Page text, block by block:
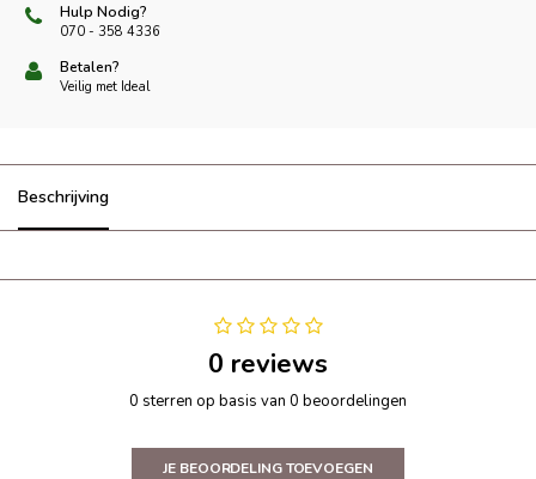
Hulp Nodig?
070 - 358 4336
Betalen?
Veilig met Ideal
Beschrijving
0 reviews
0 sterren op basis van 0 beoordelingen
JE BEOORDELING TOEVOEGEN